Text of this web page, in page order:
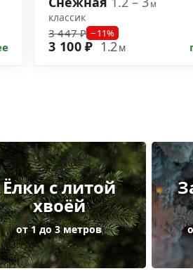
м
классик
3 447 ₽ −11%
3 100 ₽ 1.2м
Ёлки с литой
хвоёй
от 1 до 3 метров